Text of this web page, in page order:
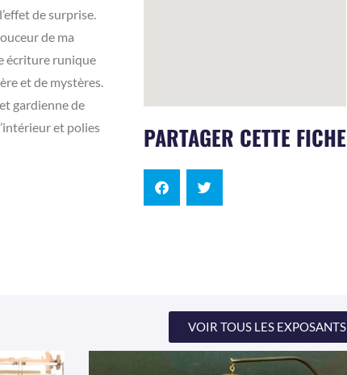
de surprise.
de ma
écriture runique
et de mystères.
gardienne de
et polies
PARTAGER CETTE FICHE
VOIR TOUS LES EXPOSANTS